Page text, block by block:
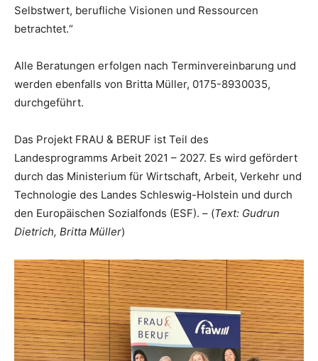
Selbstwert, berufliche Visionen und Ressourcen
betrachtet.“
Alle Beratungen erfolgen nach Terminvereinbarung und
werden ebenfalls von Britta Müller, 0175-8930035,
durchgeführt.
Das Projekt FRAU & BERUF ist Teil des
Landesprogramms Arbeit 2021 – 2027. Es wird gefördert
durch das Ministerium für Wirtschaft, Arbeit, Verkehr und
Technologie des Landes Schleswig-Holstein und durch
den Europäischen Sozialfonds (ESF). – (Text: Gudrun
Dietrich, Britta Müller)